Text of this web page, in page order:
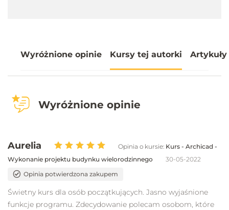
Wyróżnione opinie Kursy tej autorki
Wyróżnione opinie
Aurelia Opinia o kursie: Kurs - Archicad -
Wykonanie projektu budynku wielorodzinnego
30-05-2022
Opinia potwierdzona zakupem
Świetny kurs dla osób początkujących. Jasno wyjaśnione
funkcje programu. Zdecydowanie polecam osobom, które